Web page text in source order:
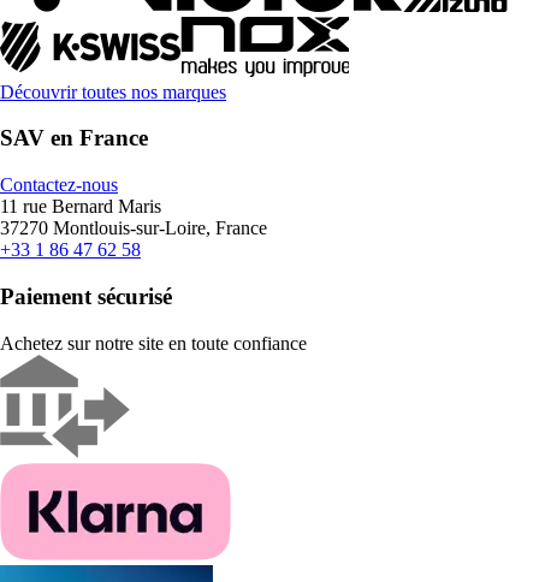
Découvrir toutes nos marques
SAV en France
Contactez-nous
11 rue Bernard Maris
37270 Montlouis-sur-Loire, France
+33 1 86 47 62 58
Paiement sécurisé
Achetez sur notre site en toute confiance